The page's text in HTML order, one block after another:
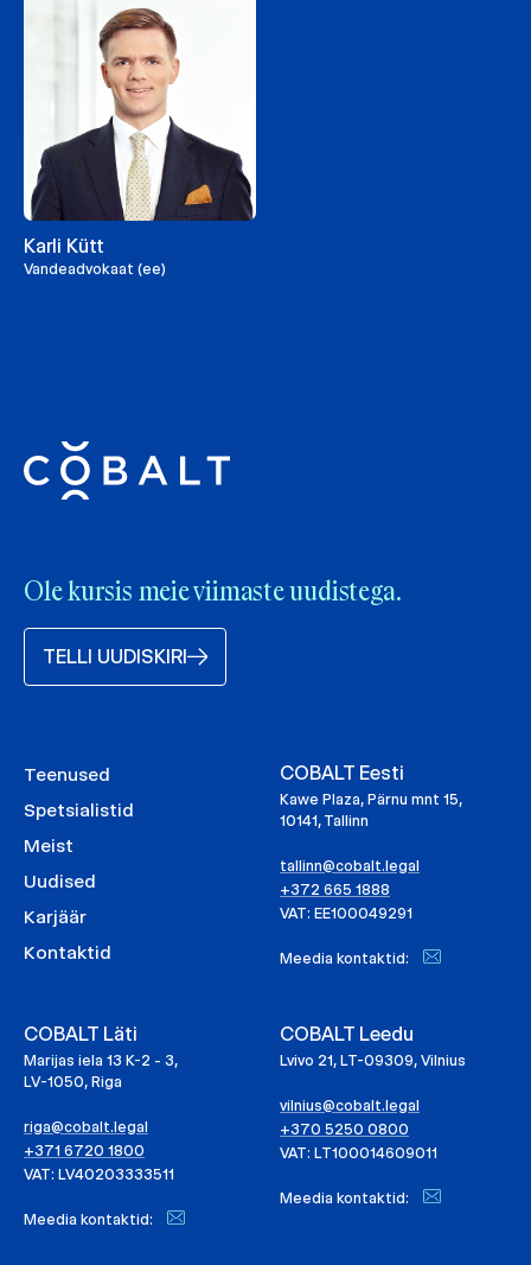
Karli Kütt
Vandeadvokaat (ee)
Ole kursis meie viimaste uudistega.
TELLI UUDISKIRI
Teenused
Spetsialistid
Meist
Uudised
Karjäär
Kontaktid
COBALT Eesti
Kawe Plaza, Pärnu mnt 15,
10141, Tallinn
tallinn@cobalt.legal
+372 665 1888
VAT: EE100049291
Meedia kontaktid:
COBALT Läti
Marijas iela 13 K-2 - 3,
LV-1050, Riga
riga@cobalt.legal
+371 6720 1800
VAT: LV40203333511
Meedia kontaktid:
COBALT Leedu
Lvivo 21, LT-09309, Vilnius
vilnius@cobalt.legal
+370 5250 0800
VAT: LT100014609011
Meedia kontaktid: